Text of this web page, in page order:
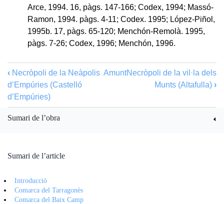
Arce, 1994. 16, pàgs. 147-166; Codex, 1994; Massó-
Ramon, 1994. pàgs. 4-11; Codex. 1995; López-Piñol,
1995b. 17, pàgs. 65-120; Menchón-Remolà. 1995,
pàgs. 7-26; Codex, 1996; Menchón, 1996.
‹ Necròpoli de la Neàpolis
d’Empúries (Castelló
d’Empúries)
AmuntNecròpoli de la vil·la dels
Munts (Altafulla) ›
Sumari de l’obra
Sumari de l’article
Introducció
Comarca del Tarragonès
Comarca del Baix Camp